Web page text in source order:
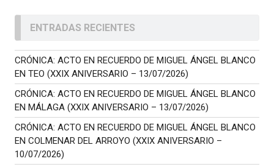
ENTRADAS RECIENTES
CRÓNICA: ACTO EN RECUERDO DE MIGUEL ÁNGEL BLANCO
EN TEO (XXIX ANIVERSARIO – 13/07/2026)
CRÓNICA: ACTO EN RECUERDO DE MIGUEL ÁNGEL BLANCO
EN MÁLAGA (XXIX ANIVERSARIO – 13/07/2026)
CRÓNICA: ACTO EN RECUERDO DE MIGUEL ÁNGEL BLANCO
EN COLMENAR DEL ARROYO (XXIX ANIVERSARIO –
10/07/2026)